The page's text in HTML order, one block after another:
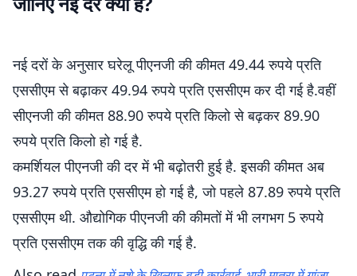
नई दरों के अनुसार घरेलू पीएनजी की कीमत 49.44 रुपये प्रति
एससीएम से बढ़ाकर 49.94 रुपये प्रति एससीएम कर दी गई है.वहीं
सीएनजी की कीमत 88.90 रुपये प्रति किलो से बढ़कर 89.90
रुपये प्रति किलो हो गई है.
कमर्शियल पीएनजी की दर में भी बढ़ोतरी हुई है. इसकी कीमत अब
93.27 रुपये प्रति एससीएम हो गई है, जो पहले 87.89 रुपये प्रति
एससीएम थी. औद्योगिक पीएनजी की कीमतों में भी लगभग 5 रुपये
प्रति एससीएम तक की वृद्धि की गई है.